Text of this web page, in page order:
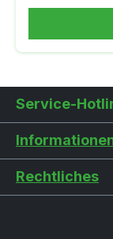
gravel x mit
uvex
den
uvex IAS
den
Stufenlose
Service-
Rechtliches